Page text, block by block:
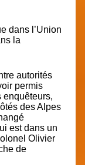
dans l’Union
la
autorités
permis
enquêteurs,
des Alpes
est dans un
Olivier
de